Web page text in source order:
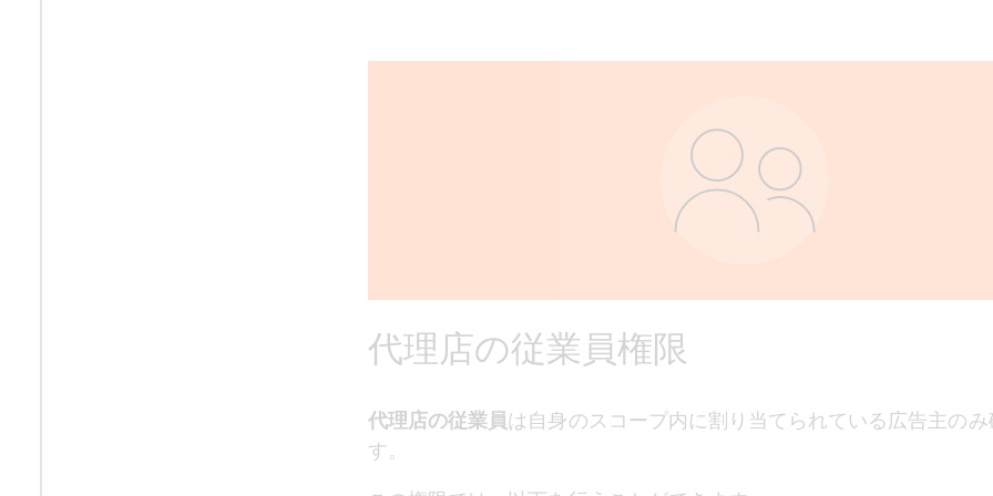
代理店の従業員権限
代理店の従業員 は自身のスコープ内に割り当てられている広告主のみ
す。